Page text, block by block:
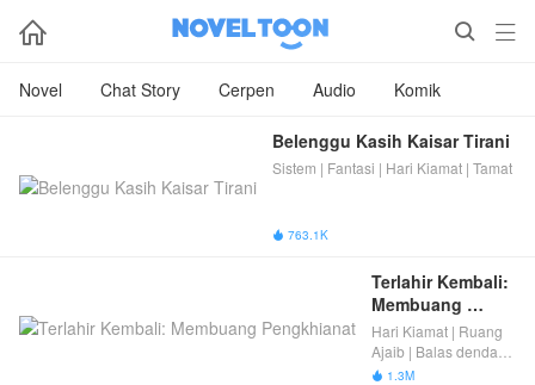
  
Novel Chat Story Cerpen Audio Komik
Belenggu Kasih Kaisar Tirani
Sistem | Fantasi | Hari Kiamat | Tamat
 763.1K
Terlahir Kembali:
Membuang
Pengkhianat
Hari Kiamat | Ruang
Ajaib | Balas dendam
dan Kelahiran
 1.3M